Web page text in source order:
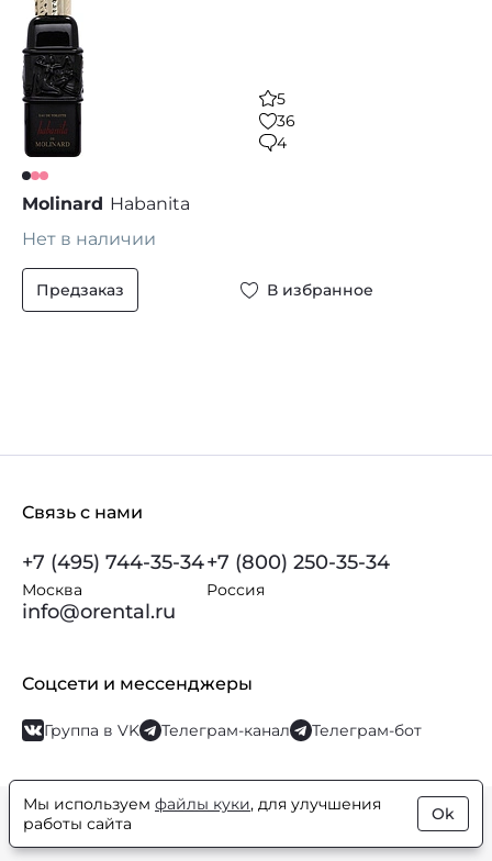
5
36
4
Molinard Habanita
Нет в наличии
Предзаказ В избранное
Связь с нами
+7 (495) 744-35-34
Москва
+7 (800) 250-35-34
Россия
info@orental.ru
Соцсети и мессенджеры
Группа в VK Телеграм-канал Телеграм-бот
© Orental.ru 2007–2026Интернет-магазин парфюмерии и
косметики
Мы используем файлы куки, для улучшения
работы сайта
Ok